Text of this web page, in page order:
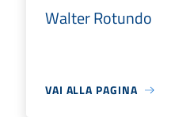
Walter Rotundo
VAI ALLA PAGINA